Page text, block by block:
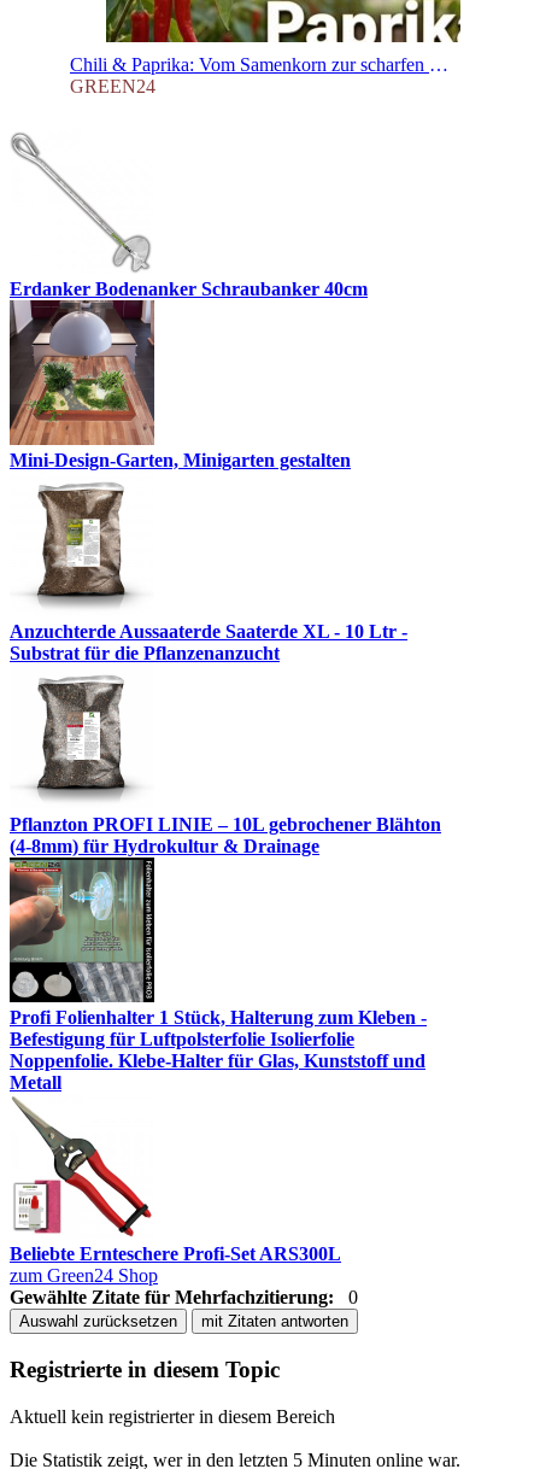
Chili & Paprika: Vom Samenkorn zur scharfen Ernte – Ein Leitfaden für Einsteiger und Profis
GREEN24
Erdanker Bodenanker Schraubanker 40cm
Mini-Design-Garten, Minigarten gestalten
Anzuchterde Aussaaterde Saaterde XL - 10 Ltr -
Substrat für die Pflanzenanzucht
Pflanzton PROFI LINIE – 10L gebrochener Blähton
(4-8mm) für Hydrokultur & Drainage
Profi Folienhalter 1 Stück, Halterung zum Kleben -
Befestigung für Luftpolsterfolie Isolierfolie
Noppenfolie. Klebe-Halter für Glas, Kunststoff und
Metall
Beliebte Ernteschere Profi-Set ARS300L
zum Green24 Shop
Gewählte Zitate für Mehrfachzitierung:
0
Auswahl zurücksetzen mit Zitaten antworten
Registrierte in diesem Topic
Aktuell kein registrierter in diesem Bereich
Die Statistik zeigt, wer in den letzten 5 Minuten online war.